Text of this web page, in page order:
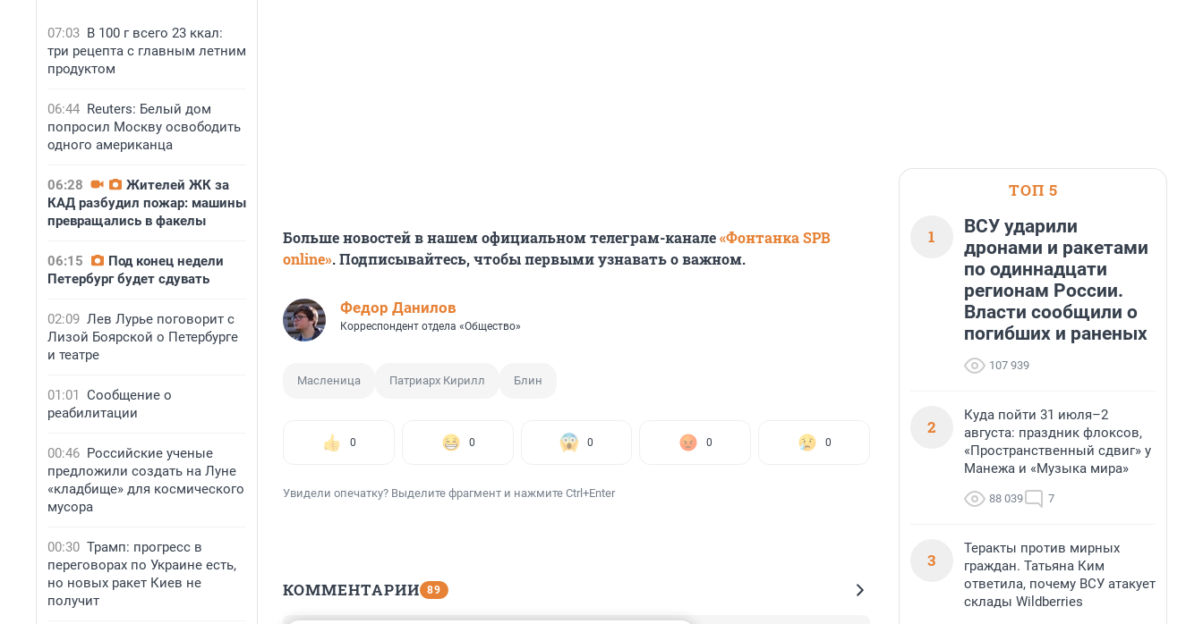
07:03 В 100 г всего 23 ккал:
три рецепта с главным летним
продуктом
06:44 Reuters: Белый дом
попросил Москву освободить
одного американца
06:28
Жителей ЖК за
КАД разбудил пожар: машины
превращались в факелы
06:15
Под конец недели
Петербург будет сдувать
02:09 Лев Лурье поговорит с
Лизой Боярской о Петербурге
и театре
01:01 Сообщение о
реабилитации
00:46 Российские ученые
предложили создать на Луне
«кладбище» для космического
мусора
00:30 Трамп: прогресс в
переговорах по Украине есть,
но новых ракет Киев не
получит
Больше новостей в нашем официальном телеграм-канале«Фонтанка SPB
online». Подписывайтесь, чтобы первыми узнавать о важном.
Федор Данилов
Корреспондент отдела «Общество»
Масленица Патриарх Кирилл Блин
0 0 0 0 0
Увидели опечатку? Выделите фрагмент и нажмите Ctrl+Enter
КОММЕНТАРИИ 89
ТОП 5
1
ВСУ ударили
дронами и ракетами
по одиннадцати
регионам России.
Власти сообщили о
погибших и раненых
107 939
2
Куда пойти 31 июля–2
августа: праздник флоксов,
«Пространственный сдвиг» у
Манежа и «Музыка мира»
88 039 7
3
Теракты против мирных
граждан. Татьяна Ким
ответила, почему ВСУ атакует
склады Wildberries